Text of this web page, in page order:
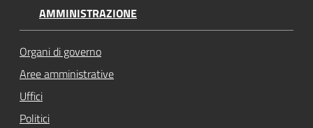
AMMINISTRAZIONE
Organi di governo
Aree amministrative
Uffici
Politici